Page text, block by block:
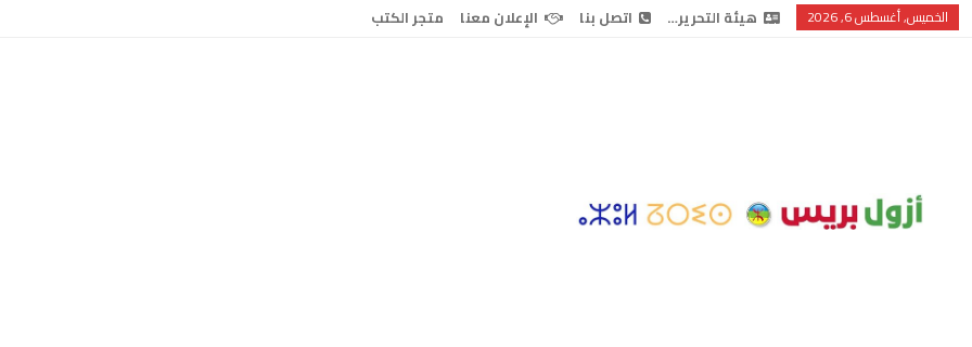
الخميس, أغسطس 6, 2026 هيئة التحرير… اتصل بنا الإعلان معنا متجر الكتب